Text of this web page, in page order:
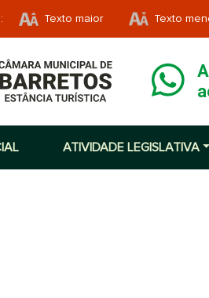
Texto maior Texto
ATIVIDADE LEGISLATIVA